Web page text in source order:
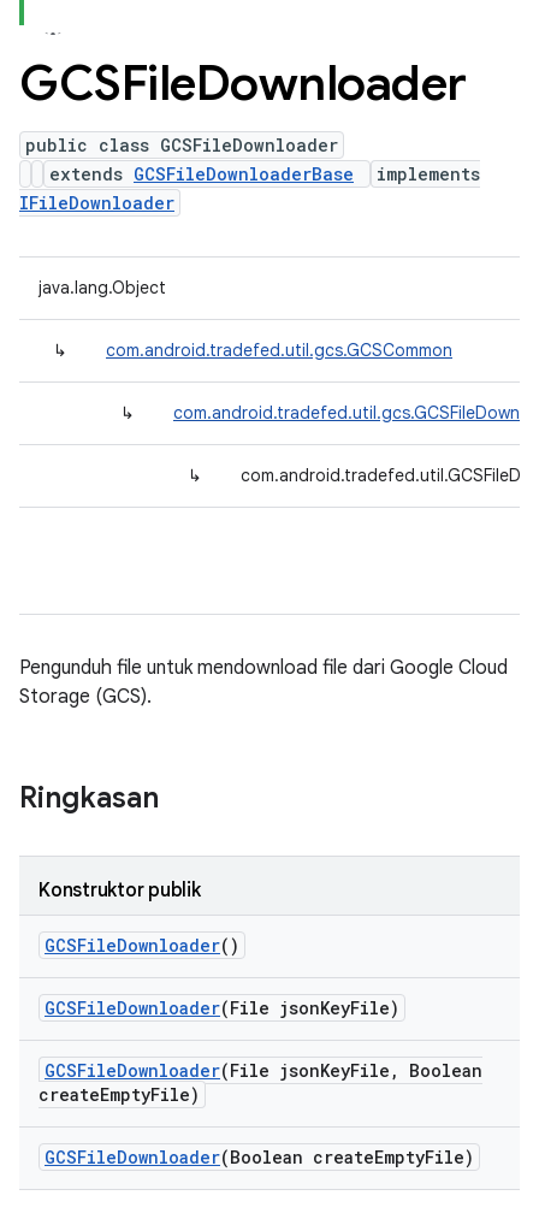
GCSFileDownloader
public class GCSFileDownloader
extends GCSFileDownloaderBase
implements
IFileDownloader
java.lang.Object
↳ com.android.tradefed.util.gcs.GCSCommon
↳
↳
Pengunduh file untuk mendownload file dari Google Cloud
Storage (GCS).
Ringkasan
Konstruktor publik
GCSFileDownloader()
GCSFileDownloader(File jsonKeyFile)
GCSFileDownloader(File jsonKeyFile ,
Boolean
createEmptyFile)
GCSFileDownloader(Boolean createEmptyFile)